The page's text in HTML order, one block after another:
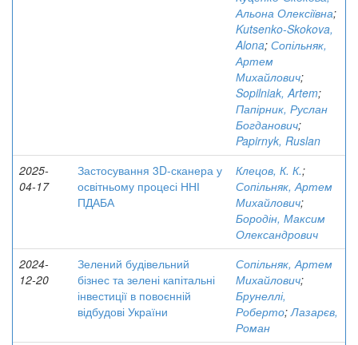
Альона Олексіївна;
Kutsenko-Skokova,
Alona; Сопільняк,
Артем
Михайлович;
Sopilniak, Artem;
Папірник, Руслан
Богданович;
Papirnyk, Ruslan
2025-
04-17
Застосування 3D-сканера у
освітньому процесі ННІ
ПДАБА
Клецов, К. К.;
Сопільняк, Артем
Михайлович;
Бородін, Максим
Олександрович
2024-
12-20
Зелений будівельний
бізнес та зелені капітальні
інвестиції в повоєнній
відбудові України
Сопільняк, Артем
Михайлович;
Брунеллі,
Роберто;Лазарєв,
Роман